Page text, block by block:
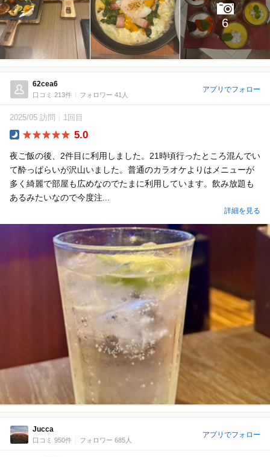
6
62cea6
口コミ 213件 フォロワー 41人
アプリでフォロー
2025/05 訪問 1回目
5.0
夜ご飯の後、2件目に利用しました。21時頃行ったところ混んでい
て酔っぱらいが沢山いました。普通のカラオケよりはメニューが
多く綺麗で部屋も広めなのでたまに利用しています。飲み放題も
あるみたいなので今度注...
詳細を見る
Jucca
口コミ 950件 フォロワー 685人
アプリでフォロー